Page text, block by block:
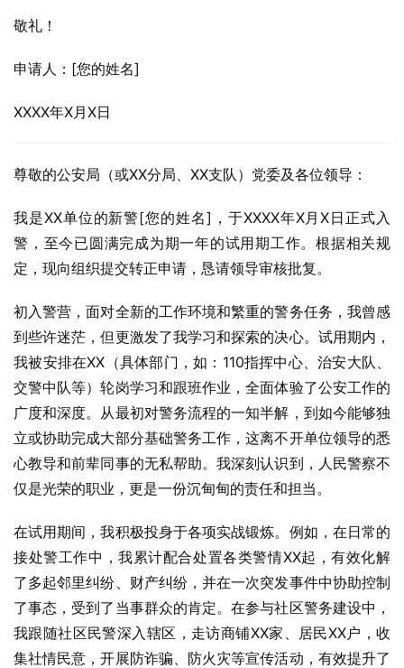
敬礼！
申请人：[您的姓名]
XXXX年X月X日
尊敬的公安局（或XX分局、XX支队）党委及各位领导：
我是XX单位的新警[您的姓名]，于XXXX年X月X日正式入
警，至今已圆满完成为期一年的试用期工作。根据相关规
定，现向组织提交转正申请，恳请领导审核批复。
初入警营，面对全新的工作环境和繁重的警务任务，我曾感
到些许迷茫，但更激发了我学习和探索的决心。试用期内，
我被安排在XX（具体部门，如：110指挥中心、治安大队、
交警中队等）轮岗学习和跟班作业，全面体验了公安工作的
广度和深度。从最初对警务流程的一知半解，到如今能够独
立或协助完成大部分基础警务工作，这离不开单位领导的悉
心教导和前辈同事的无私帮助。我深刻认识到，人民警察不
仅是光荣的职业，更是一份沉甸甸的责任和担当。
在试用期间，我积极投身于各项实战锻炼。例如，在日常的
接处警工作中，我累计配合处置各类警情XX起，有效化解
了多起邻里纠纷、财产纠纷，并在一次突发事件中协助控制
了事态，受到了当事群众的肯定。在参与社区警务建设中，
我跟随社区民警深入辖区，走访商铺XX家、居民XX户，收
集社情民意，开展防诈骗、防火灾等宣传活动，有效提升了